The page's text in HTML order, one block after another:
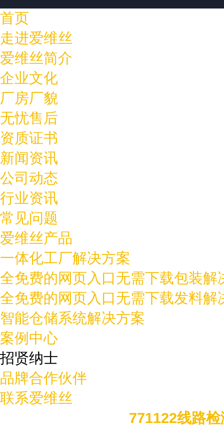
首页
走进爱维丝
爱维丝简介
企业文化
厂房厂貌
无忧售后
资质证书
新闻资讯
公司动态
行业资讯
常见问题
爱维丝产品
一体化工厂解决方案
全免费的网页入口无需下载包装解
全免费的网页入口无需下载发料解
智能仓储系统解决方案
案例中心
招贤纳士
品牌合作伙伴
联系爱维丝
771122线路